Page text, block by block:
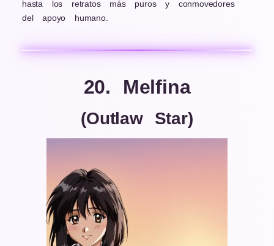
hasta los retratos más puros y conmovedores
del apoyo humano.
20. Melfina
(Outlaw Star)